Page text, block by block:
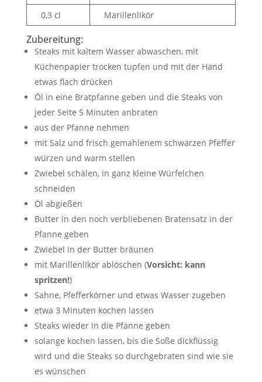
0,3 cl Marillenlikör
Zubereitung:
Steaks mit kaltem Wasser abwaschen, mit
Küchenpapier trocken tupfen und mit der Hand
etwas flach drücken
Öl in eine Bratpfanne geben und die Steaks von
jeder Seite 5 Minuten anbraten
aus der Pfanne nehmen
mit Salz und frisch gemahlenem schwarzen Pfeffer
würzen und warm stellen
Zwiebel schälen, in ganz kleine Würfelchen
schneiden
Öl abgießen
Butter in den noch verbliebenen Bratensatz in der
Pfanne geben
Zwiebel in der Butter bräunen
mit Marillenlikör ablöschen (Vorsicht: kann
spritzen!)
Sahne, Pfefferkörner und etwas Wasser zugeben
etwa 3 Minuten kochen lassen
Steaks wieder in die Pfanne geben
solange kochen lassen, bis die Soße dickflüssig
wird und die Steaks so durchgebraten sind wie sie
es wünschen